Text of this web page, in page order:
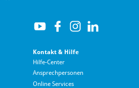
Kontakt & Hilfe
Hilfe-Center
Ansprechpersonen
Online Services